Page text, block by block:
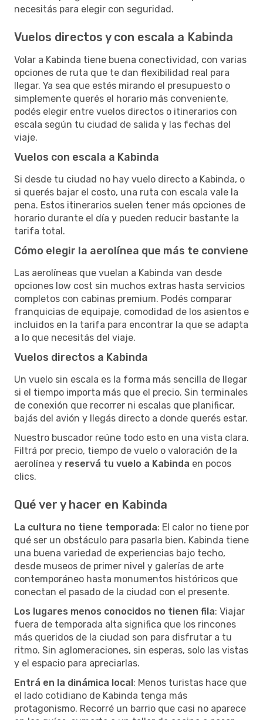
necesitás para elegir con seguridad.
Vuelos directos y con escala a Kabinda
Volar a Kabinda tiene buena conectividad, con varias
opciones de ruta que te dan flexibilidad real para
llegar. Ya sea que estés mirando el presupuesto o
simplemente querés el horario más conveniente,
podés elegir entre vuelos directos o itinerarios con
escala según tu ciudad de salida y las fechas del
viaje.
Vuelos con escala a Kabinda
Si desde tu ciudad no hay vuelo directo a Kabinda, o
si querés bajar el costo, una ruta con escala vale la
pena. Estos itinerarios suelen tener más opciones de
horario durante el día y pueden reducir bastante la
tarifa total.
Cómo elegir la aerolínea que más te conviene
Las aerolíneas que vuelan a Kabinda van desde
opciones low cost sin muchos extras hasta servicios
completos con cabinas premium. Podés comparar
franquicias de equipaje, comodidad de los asientos e
incluidos en la tarifa para encontrar la que se adapta
a lo que necesitás del viaje.
Vuelos directos a Kabinda
Un vuelo sin escala es la forma más sencilla de llegar
si el tiempo importa más que el precio. Sin terminales
de conexión que recorrer ni escalas que planificar,
bajás del avión y llegás directo a donde querés estar.
Nuestro buscador reúne todo esto en una vista clara.
Filtrá por precio, tiempo de vuelo o valoración de la
aerolínea y reservá tu vuelo a Kabinda en pocos
clics.
Qué ver y hacer en Kabinda
La cultura no tiene temporada: El calor no tiene por
qué ser un obstáculo para pasarla bien. Kabinda tiene
una buena variedad de experiencias bajo techo,
desde museos de primer nivel y galerías de arte
contemporáneo hasta monumentos históricos que
conectan el pasado de la ciudad con el presente.
Los lugares menos conocidos no tienen fila: Viajar
fuera de temporada alta significa que los rincones
más queridos de la ciudad son para disfrutar a tu
ritmo. Sin aglomeraciones, sin esperas, solo las vistas
y el espacio para apreciarlas.
Entrá en la dinámica local: Menos turistas hace que
el lado cotidiano de Kabinda tenga más
protagonismo. Recorré un barrio que casi no aparece